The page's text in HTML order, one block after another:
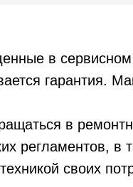
в
гарантия.
в
регламентов,
своих